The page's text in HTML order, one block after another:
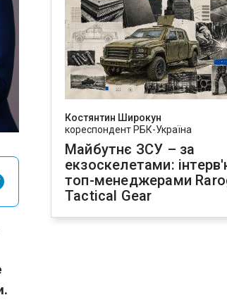
Костянтин Широкун
кореспондент РБК-Україна
Майбутнє ЗСУ – за
екзоскелетами:
топ-менеджерами
Tactical Gear